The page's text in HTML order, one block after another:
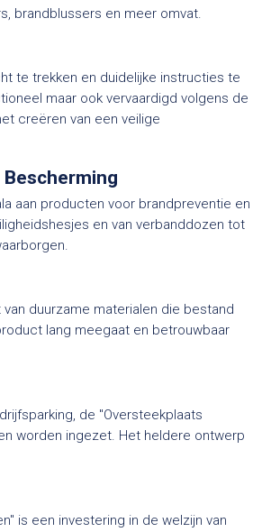
brandblussers en meer omvat.
te trekken en duidelijke instructies te
maar ook vervaardigd volgens de
creëren van een veilige
aan producten voor brandpreventie en
en van verbanddozen tot
duurzame materialen die bestand
lang meegaat en betrouwbaar
de "Oversteekplaats
worden ingezet. Het heldere ontwerp
is een investering in de welzijn van